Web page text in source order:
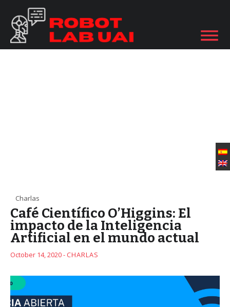
Charlas
Café Científico O’Higgins: El
impacto de la Inteligencia
Artificial en el mundo actual
October 14, 2020 - CHARLAS